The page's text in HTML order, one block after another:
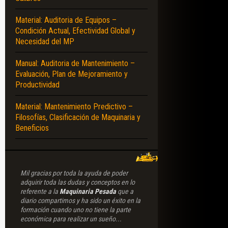
– TIPOS – TANQUES – DEPÓSITOS – ACCESORIOS
Material: Auditoria de Equipos –
Condición Actual, Efectividad Global y
Necesidad del MP
Manual: Auditoria de Mantenimiento –
Evaluación, Plan de Mejoramiento y
Productividad
Material: Mantenimiento Predictivo –
Filosofías, Clasificación de Maquinaria y
Beneficios
Mil gracias por toda la ayuda de poder
adquirir toda las dudas y conceptos en lo
referente a la Maquinaria Pesadaque a
diario compartimos y ha sido un éxito en la
formación cuando uno no tiene la parte
económica para realizar un sueño...